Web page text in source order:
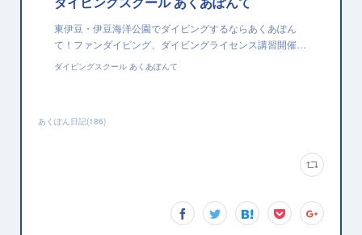
東伊豆・伊豆海洋公園でダイビングするならあくあぽん
て！ファンダイビング、ダイビングライセンス講習開催…
ダイビングスクール あくあぽんて
あくぽん日記(186)